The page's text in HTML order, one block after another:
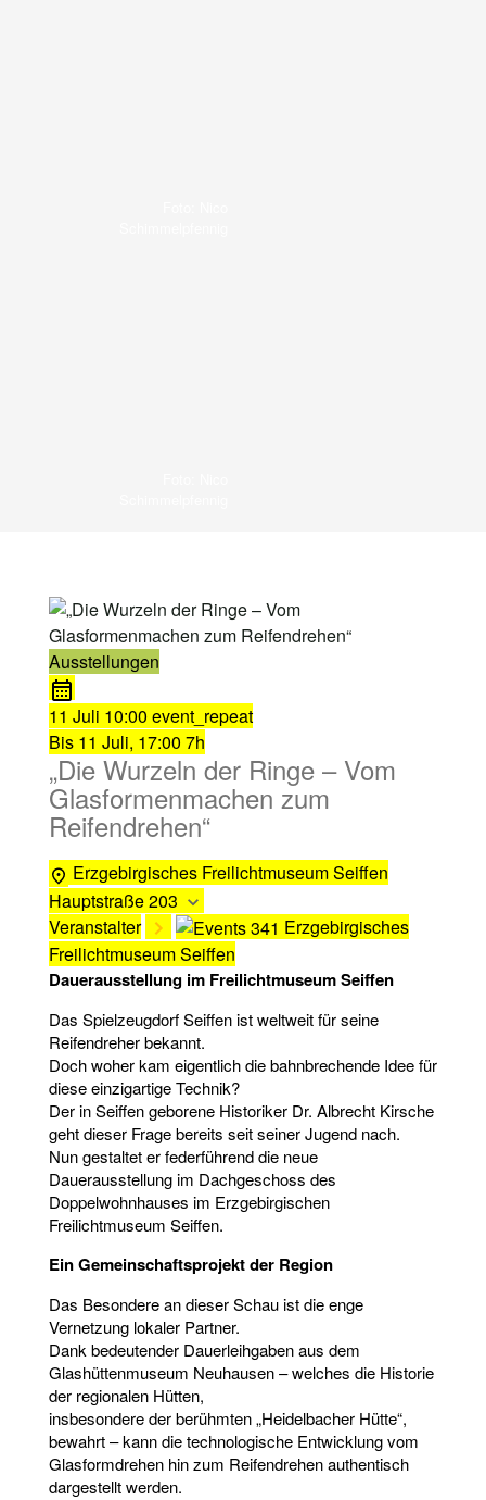
Ausstellungen
11 Juli 10:00 event_repeat
Bis 11 Juli, 17:00 7h
„Die Wurzeln der Ringe – Vom
Glasformenmachen zum
Reifendrehen“
Erzgebirgisches Freilichtmuseum Seiffen
Hauptstraße 203
Veranstalter
Erzgebirgisches
Freilichtmuseum Seiffen
Dauerausstellung im Freilichtmuseum Seiffen
Das Spielzeugdorf Seiffen ist weltweit für seine
Reifendreher bekannt.
Doch woher kam eigentlich die bahnbrechende Idee für
diese einzigartige Technik?
Der in Seiffen geborene Historiker Dr. Albrecht Kirsche
geht dieser Frage bereits seit seiner Jugend nach.
Nun gestaltet er federführend die neue
Dauerausstellung im Dachgeschoss des
Doppelwohnhauses im Erzgebirgischen
Freilichtmuseum Seiffen.
Ein Gemeinschaftsprojekt der Region
Das Besondere an dieser Schau ist die enge
Vernetzung lokaler Partner.
Dank bedeutender Dauerleihgaben aus dem
Glashüttenmuseum Neuhausen – welches die Historie
der regionalen Hütten,
insbesondere der berühmten „Heidelbacher Hütte“,
bewahrt – kann die technologische Entwicklung vom
Glasformdrehen hin zum Reifendrehen authentisch
dargestellt werden.